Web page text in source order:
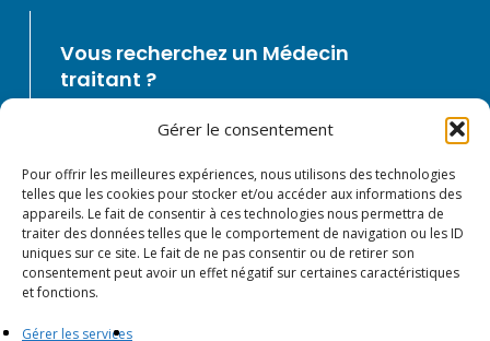
Gérer le consentement
Pour offrir les meilleures expériences, nous utilisons des technologies
telles que les cookies pour stocker et/ou accéder aux informations des
appareils. Le fait de consentir à ces technologies nous permettra de
traiter des données telles que le comportement de navigation ou les ID
uniques sur ce site. Le fait de ne pas consentir ou de retirer son
consentement peut avoir un effet négatif sur certaines caractéristiques
et fonctions.
Gérer les services
Vous recherchez un Médecin
traitant ?
Vous êtes un professionnel de santé
?